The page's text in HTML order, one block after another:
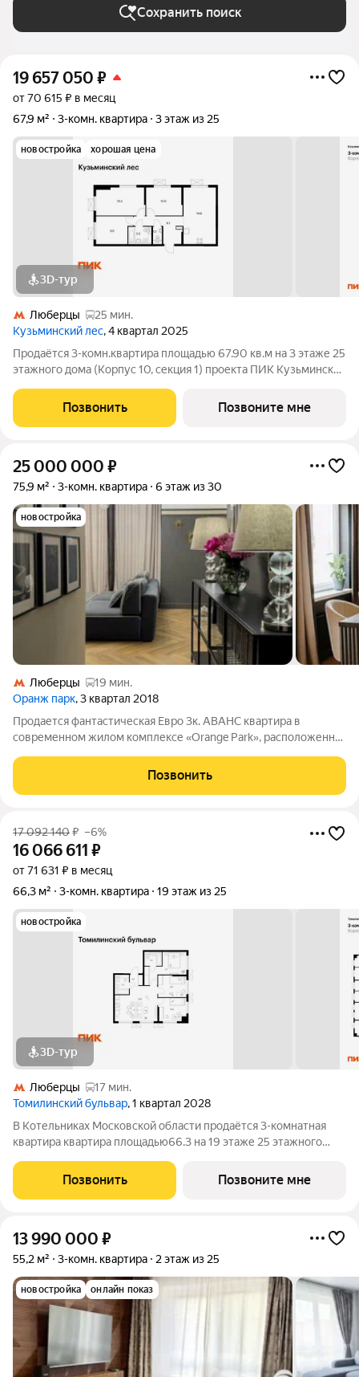
Сохранить поиск
19 657 050 ₽
от 70 615 ₽ в месяц
67,9 м²
3-комн. квартира 3 этаж из 25
новостройка хорошая цена
3D-тур
Люберцы
25 мин.
Кузьминский лес, 4 квартал 2025
Продаётся 3-комн.квартира площадью 67.90 кв.м на 3 этаже 25
этажного дома (Корпус 10, секция 1) проекта ПИК Кузьминский
функциональная планировка, большие окна, с отделкой. Жилой
квартал «Кузьминский
Позвонить Позвоните мне
25 000 000 ₽
75,9 м² 3-комн. квартира 6 этаж из 30
новостройка
Люберцы
19 мин.
Оранж парк, 3 квартал 2018
Продается фантастическая Евро 3к. АВАНС квартира в
современном жилом комплексе «Orange Park», расположенная
практичности,
Позвонить
17 092 140₽ –6%
16 066 611 ₽
от 71 631 ₽ в месяц
66,3 м²
3-комн. квартира 19 этаж из 25
новостройка
3D-тур
Люберцы
17 мин.
Томилинский бульвар, 1 квартал 2028
В Котельниках Московской области продаётся 3-комнатная
квартира квартира площадью66.3 на 19 этаже 25 этажного
бульвар». Удобное расположение 20 минут пешком до
станции метро «Котельники» и 10
Позвонить Позвоните мне
13 990 000 ₽
55,2 м² 3-комн. квартира 2 этаж из 25
новостройка онлайн показ